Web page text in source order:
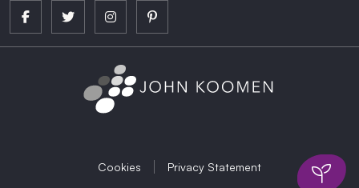
Cookies Privacy Statement